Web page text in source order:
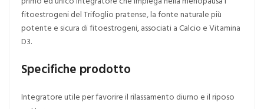
fitoestrogeni del Trifoglio pratense, la fonte naturale più
potente e sicura di fitoestrogeni, associati a Calcio e Vitamina
D3.
Specifiche prodotto
Integratore utile per favorire il rilassamento diurno e il riposo